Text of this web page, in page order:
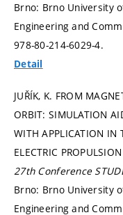
Brno: Brno University
Engineering and
978-80-214-6029-4.
Detail
JUŘÍK, K. FROM
ORBIT: SIMULATION
WITH APPLICATION IN
ELECTRIC
27th Conference
Brno: Brno University
Engineering and